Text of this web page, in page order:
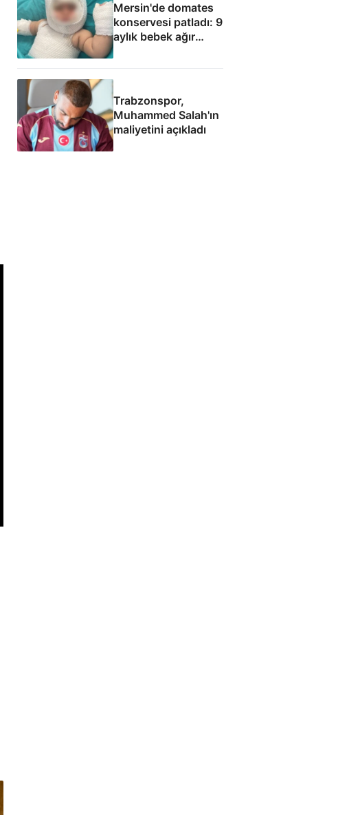
Mersin'de domates
konservesi patladı: 9
aylık bebek ağır
yaralandı
Trabzonspor,
Muhammed Salah'ın
maliyetini açıkladı